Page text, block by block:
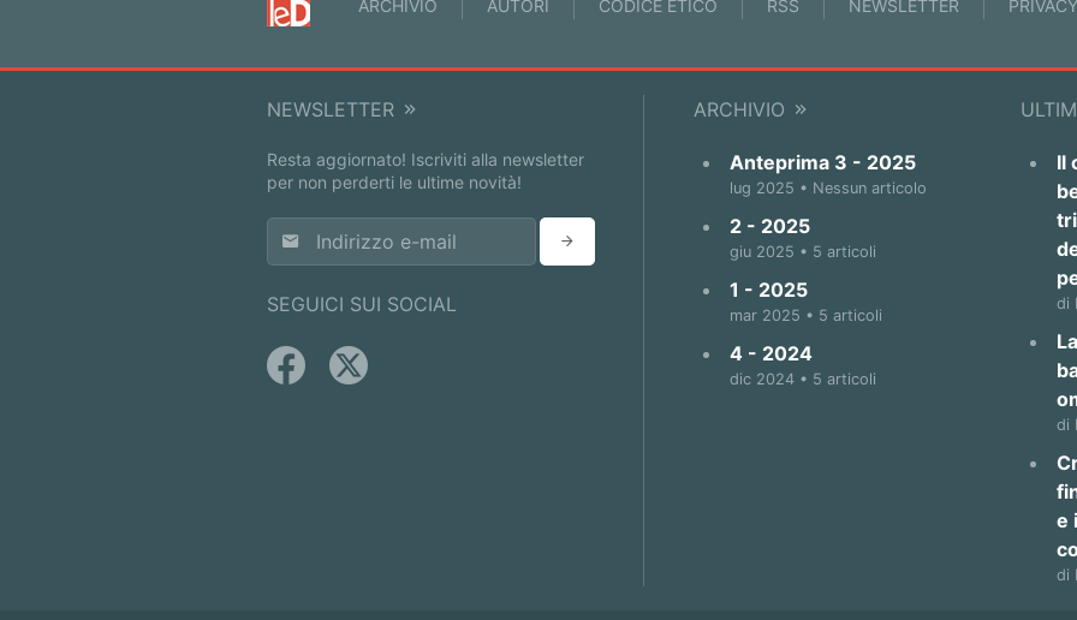
ARCHIVIO AUTORI CODICE ETICO RSS NEWSLETTER PRIVACY
ARCHIVIO
Anteprima 3 - 2025
lug 2025 • Nessun articolo
2 - 2025
giu 2025 • 5 articoli
1 - 2025
mar 2025 • 5 articoli
4 - 2024
dic 2024 • 5 articoli
Il
di
di
e
di
NEWSLETTER
Resta aggiornato! Iscriviti alla newsletter
per non perderti le ultime novità!
SEGUICI SUI SOCIAL